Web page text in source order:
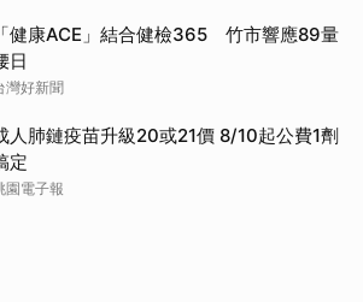
「健康ACE」結合健檢365 竹市響應89量
日
灣好新聞
人肺鏈疫苗升級20或21價 8/10起公費1劑
定
園電子報